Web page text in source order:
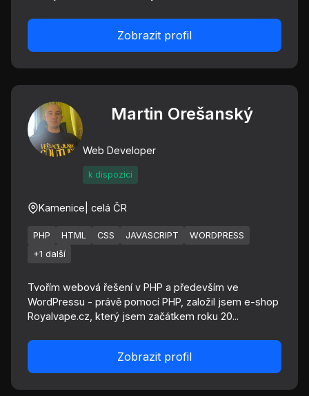
Zobrazit profil
Martin Orešanský
Web Developer
k dispozici
Kamenice | celá ČR
PHP HTML CSS JAVASCRIPT
WORDPRESS
+1 další
Tvořím webová řešení v PHP a především ve
WordPressu - právě pomocí PHP, založil jsem e-shop
Royalvape.cz, který jsem začátkem roku 20...
Zobrazit profil